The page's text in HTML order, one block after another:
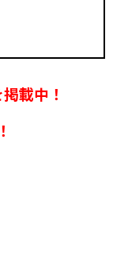
載中！